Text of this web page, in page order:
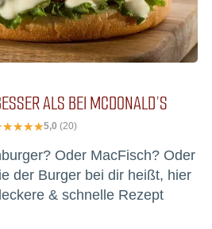
ALS BEI MCDONALD’S
5,0 (20)
Oder MacFisch? Oder
der Burger bei dir heißt, hier
& schnelle Rezept